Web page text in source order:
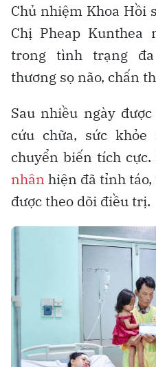
Chủ nhiệm Khoa Hồi
Chị Pheap Kunthea
trong tình trạng
thương sọ não, chấn
Sau nhiều ngày
cứu chữa, sức
chuyển biến tích
nhân hiện đã tỉnh
được theo dõi điều trị.